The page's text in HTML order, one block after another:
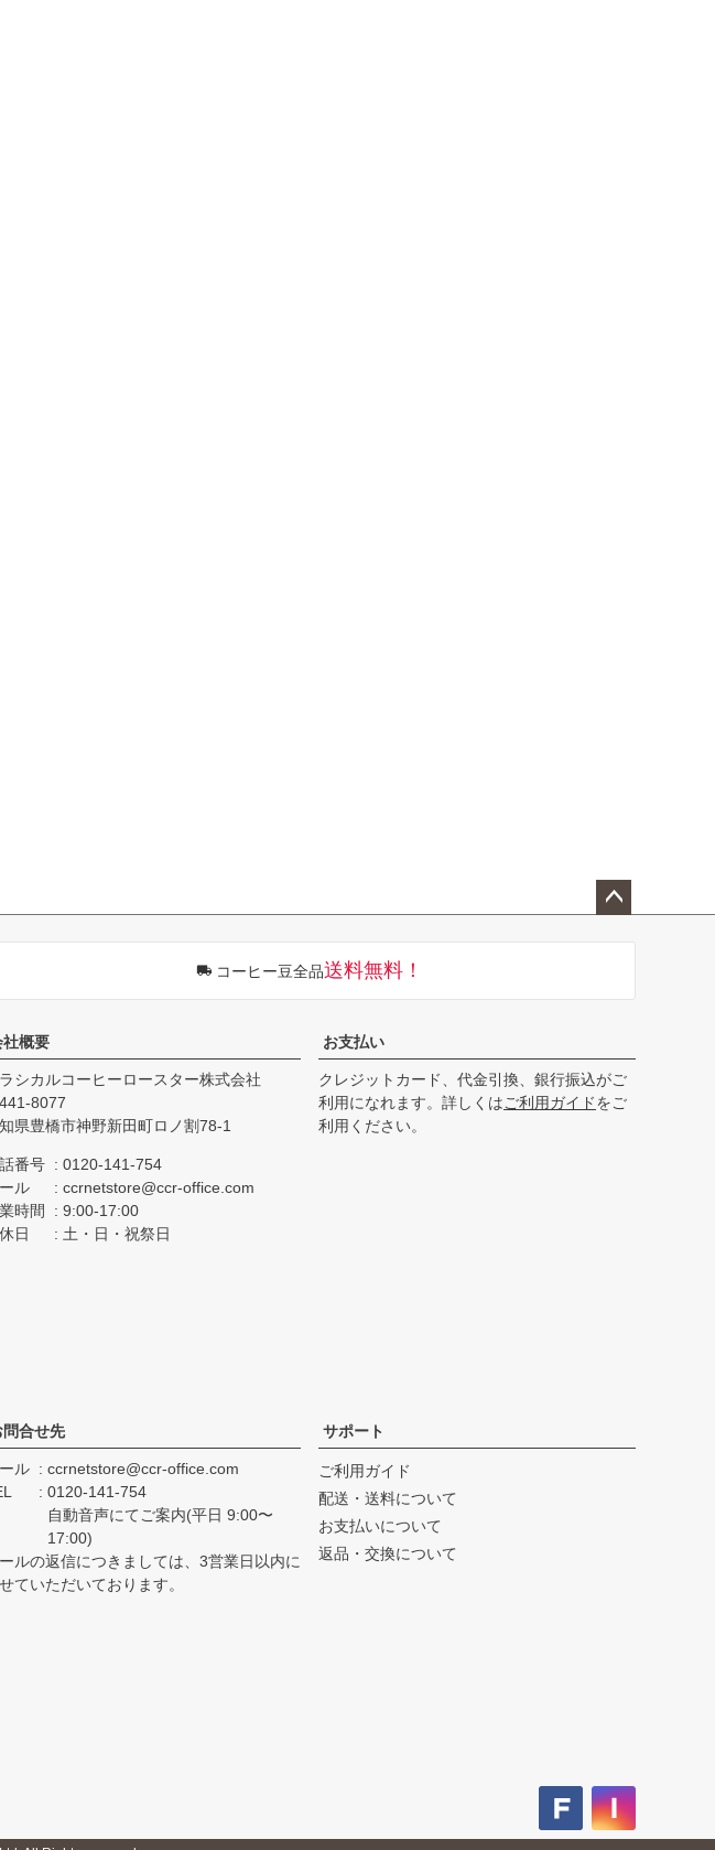
へ
コーヒー豆全品送料無料！
社概要
シカルコーヒーロースター株式会社
441-8077
県豊橋市神野新田町ロノ割78-1
番号
0120-141-754
ル
ccrnetstore@ccr-office.com
時間
9:00-17:00
日
土・日・祝祭日
お支払い
クレジットカード、代金引換、銀行振込がご
利用になれます。詳しくはご利用ガイドをご
利用ください。
問合せ先
ル
ccrnetstore@ccr-office.com
0120-141-754
自動音声にてご案内(平日 9:00〜
17:00)
ールの返信につきましては、3営業日以内に
ていただいております。
サポート
ご利用ガイド
配送・送料について
お支払いについて
返品・交換について